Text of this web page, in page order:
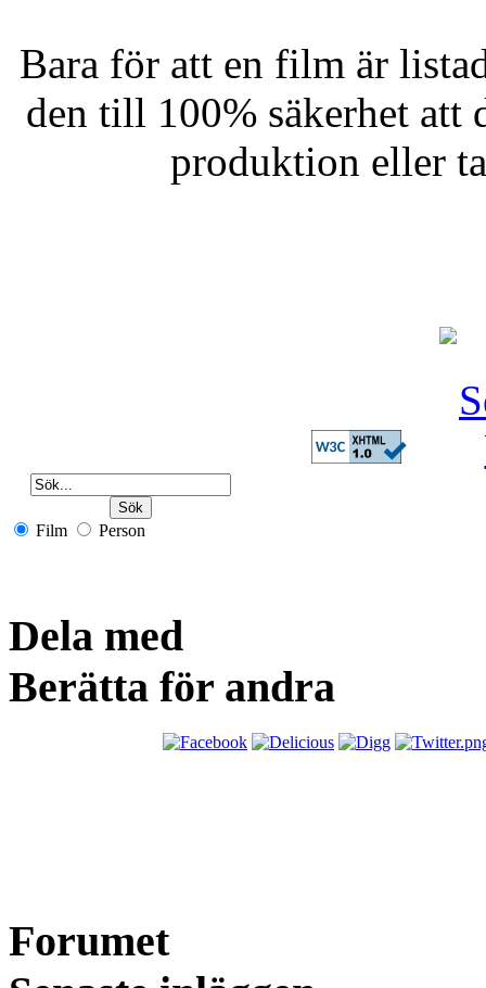
Bara för att en film är
den till 100% säkerhet att
produktion eller
Film Person
Dela med
Berätta för andra
Forumet